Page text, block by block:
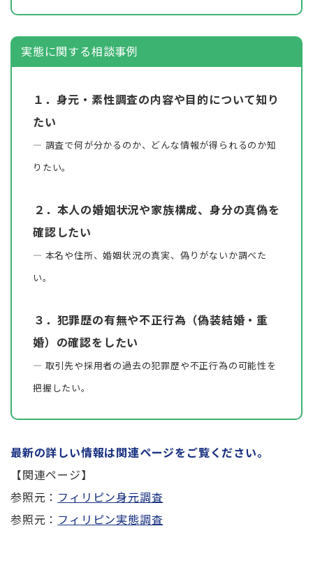
実態に関する相談事例
１．身元・素性調査の内容や目的について知り
たい
― 調査で何が分かるのか、どんな情報が得られるのか知
りたい。
２．本人の婚姻状況や家族構成、身分の真偽を
確認したい
― 本名や住所、婚姻状況の真実、偽りがないか調べた
い。
３．犯罪歴の有無や不正行為（偽装結婚・重
婚）の確認をしたい
― 取引先や採用者の過去の犯罪歴や不正行為の可能性を
把握したい。
最新の詳しい情報は関連ページをご覧ください。
【関連ページ】
参照元： フィリピン身元調査
参照元： フィリピン実態調査